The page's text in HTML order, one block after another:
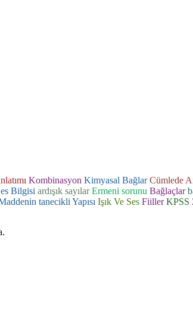
Kombinasyon Kimyasal Bağlar Cümlede
Bilgisi ardışık sayılar Ermeni sorunu Bağlaçlar
tanecikli Yapısı Işık Ve Ses Fiiller KPSS